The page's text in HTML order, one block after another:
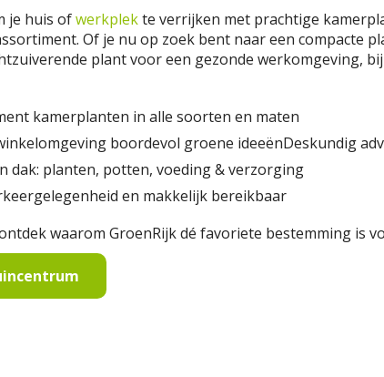
je huis ofwerkplekte verrijken met prachtige
Of je nu op zoek bent naar een compacte
plant voor een gezonde werkomgeving,
kamerplanten in alle soorten en maten
boordevol groene ideeënDeskundig
dak: planten, potten, voeding & verzorging
en makkelijk bereikbaar
waarom GroenRijk dé favoriete bestemming is